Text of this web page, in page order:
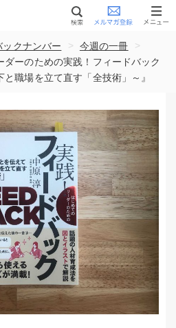
ックナンバー > 今週の一冊
>
ーのための実践！フィードバック
職場を立て直す「全技術」～』